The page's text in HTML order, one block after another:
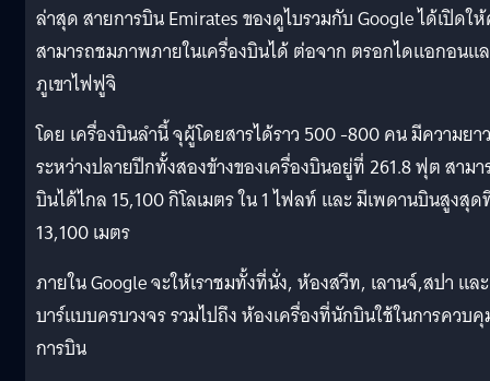
ล่าสุด สายการบิน Emirates ของดูไบรวมกับ Google ได้เปิดใ
สามารถชมภาพภายในเครื่องบินได้ ต่อจาก ตรอกไดแอกอนแ
ภูเขาไฟฟูจิ
โดย เครื่องบินลำนี้ จุผู้โดยสารได้ราว 500 -800 คน มีความยาว
ระหว่างปลายปีกทั้งสองข้างของเครื่องบินอยู่ที่ 261.8 ฟุต สาม
บินได้ไกล 15,100 กิโลเมตร ใน 1 ไฟลท์ และ มีเพดานบินสูงสุด
13,100 เมตร
ภายใน Google จะให้เราชมทั้งที่นั่ง, ห้องสวีท, เลานจ์,สปา และ
บาร์แบบครบวงจร รวมไปถึง ห้องเครื่องที่นักบินใช้ในการควบ
การบิน